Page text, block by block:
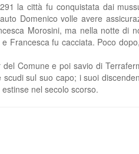
la città fu conquistata dai
Domenico volle avere
Morosini, ma nella notte di
Francesca fu caccia­ta. Poco
Comune e poi savio di
sul suo capo; i suoi
nel secolo scorso.